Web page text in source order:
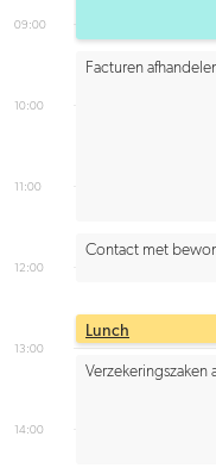
09:00
10:00
11:00
12:00
13:00
14:00
Lunch
Facturen
Contact met
Verzekeringszaken